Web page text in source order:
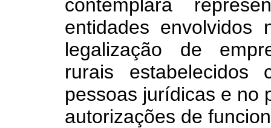
contemplará
entidades
legalização de
rurais
pessoas jurídicas e no
autorizações de